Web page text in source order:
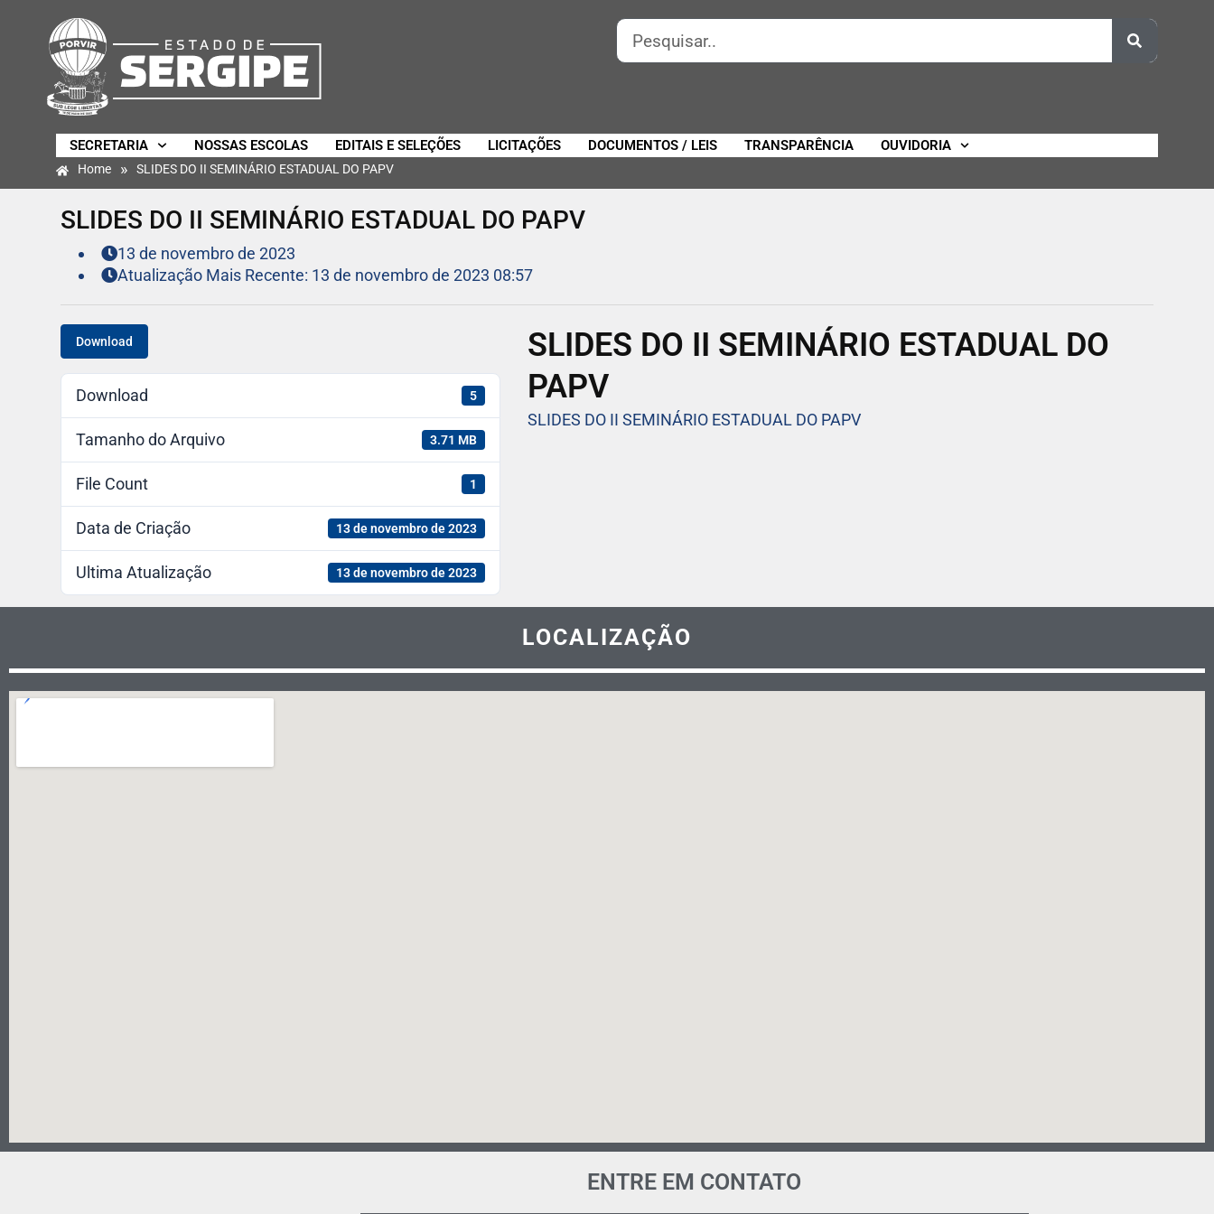
SECRETARIA NOSSAS ESCOLAS EDITAIS E SELEÇÕES LICITAÇÕES DOCUMENTOS / LEIS TRANSPARÊNCIA OUVIDORIA
Home » SLIDES DO II SEMINÁRIO ESTADUAL DO PAPV
SLIDES DO II SEMINÁRIO ESTADUAL DO PAPV
13 de novembro de 2023
Atualização Mais Recente: 13 de novembro de 2023 08:57
Download
Download 5
Tamanho do Arquivo 3.71 MB
File Count 1
Data de Criação 13 de novembro de 2023
Ultima Atualização 13 de novembro de 2023
SLIDES DO II SEMINÁRIO ESTADUAL DO
PAPV
SLIDES DO II SEMINÁRIO ESTADUAL DO PAPV
LOCALIZAÇÃO
ENTRE EM CONTATO